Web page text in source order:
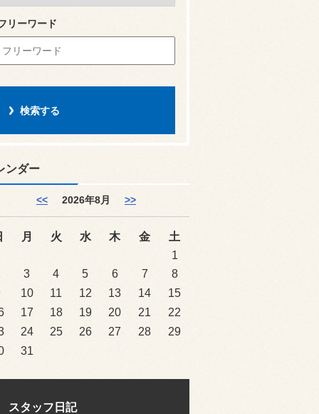
リーワード
ンダー
<< 2026年8月 >>
月 火 水 木 金
土
1
3 4 5 6 7
8
10 11 12 13 14
15
17 18 19 20 21
22
24 25 26 27 28
29
31
スタッフ日記